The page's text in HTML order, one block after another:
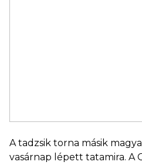
A tadzsik torna másik
vasárnap lépett tatamira. A